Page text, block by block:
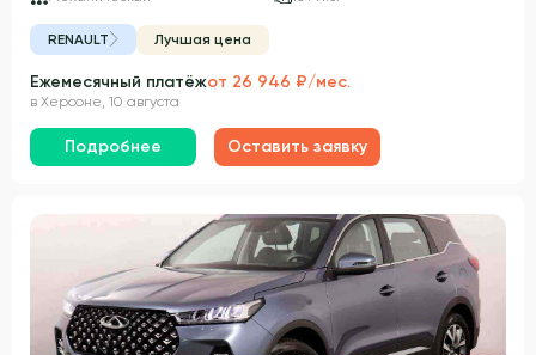
RENAULT Лучшая цена
Ежемесячный платёжот 26 946 ₽/мес.
в Херсоне, 10 августа
Подробнее Оставить заявку